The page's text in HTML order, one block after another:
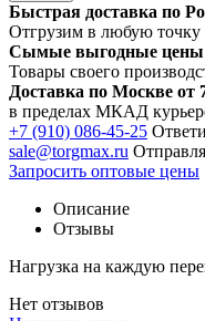
Быстрая доставка по
Отгрузим в любую точку
Сымые выгодные цены
Товары своего
Доставка по Москве от
в пределах МКАД
+7 (910) 086-45-25
sale@torgmax.ru
Запросить оптовые цены
Описание
Отзывы
Нагрузка на каждую
Нет отзывов